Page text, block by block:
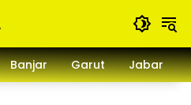
Banjar Garut Jabar